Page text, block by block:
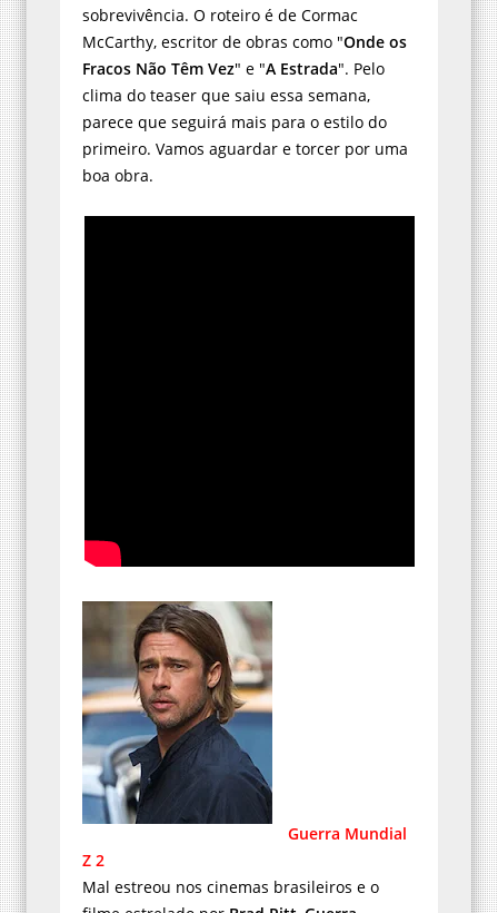
sobrevivência. O roteiro é de Cormac
McCarthy, escritor de obras como "Onde os
Fracos Não Têm Vez" e "A Estrada". Pelo
clima do teaser que saiu essa semana,
parece que seguirá mais para o estilo do
primeiro. Vamos aguardar e torcer por uma
boa obra.
Guerra Mundial
Z 2
Mal estreou nos cinemas brasileiros e o